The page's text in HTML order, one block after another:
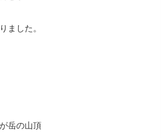
ました。
岳の山頂